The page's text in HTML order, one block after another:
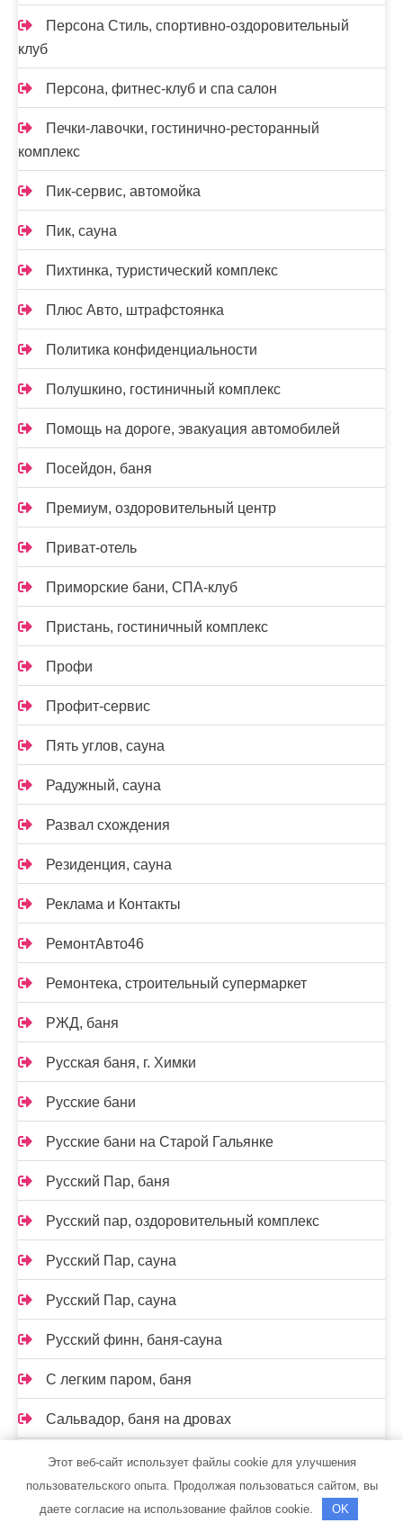
Персона Стиль, спортивно-оздоровительный
клуб
Персона, фитнес-клуб и спа салон
Печки-лавочки, гостинично-ресторанный
комплекс
Пик-сервис, автомойка
Пик, сауна
Пихтинка, туристический комплекс
Плюс Авто, штрафстоянка
Политика конфиденциальности
Полушкино, гостиничный комплекс
Помощь на дороге, эвакуация автомобилей
Посейдон, баня
Премиум, оздоровительный центр
Приват-отель
Приморские бани, СПА-клуб
Пристань, гостиничный комплекс
Профи
Профит-сервис
Пять углов, сауна
Радужный, сауна
Развал схождения
Резиденция, сауна
Реклама и Контакты
РемонтАвто46
Ремонтека, строительный супермаркет
РЖД, баня
Русская баня, г. Химки
Русские бани
Русские бани на Старой Гальянке
Русский Пар, баня
Русский пар, оздоровительный комплекс
Русский Пар, сауна
Русский Пар, сауна
Русский финн, баня-сауна
С легким паром, баня
Сальвадор, баня на дровах
Салют, сауна
Этот веб-сайт использует файлы cookie для улучшения
пользовательского опыта. Продолжая пользоваться сайтом, вы
даете согласие на использование файлов cookie.
OK